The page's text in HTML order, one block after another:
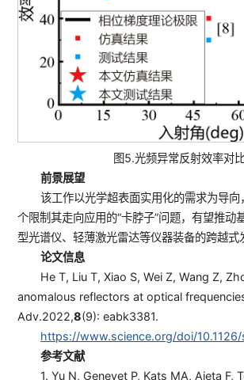
图5.光频异常反射效率对
前景展望
该工作以光学超表面实用化的需求为导向
个限制其走向应用的“卡脖子”问题，有望推动
型光谱仪、轻薄激光雷达等仪器装备的跨越式
论文信息
He T, Liu T, Xiao S, Wei Z, Wang Z,
anomalous reflectors at optical
Adv.2022,8(9): eabk3381.
https://www.science.org/doi/
参考文献
1. Yu N, Genevet P, Kats MA, Aieta F,